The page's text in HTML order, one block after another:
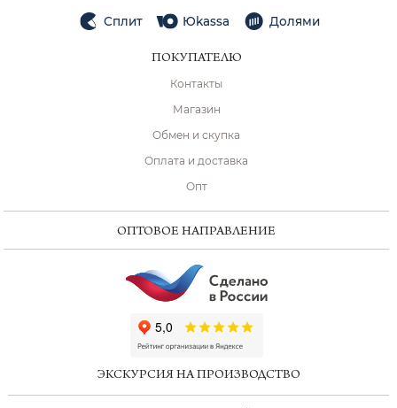
Сплит Юkassa Долями
ПОКУПАТЕЛЮ
Контакты
Магазин
Обмен и скупка
Оплата и доставка
Опт
ОПТОВОЕ НАПРАВЛЕНИЕ
ЭКСКУРСИЯ НА ПРОИЗВОДСТВО